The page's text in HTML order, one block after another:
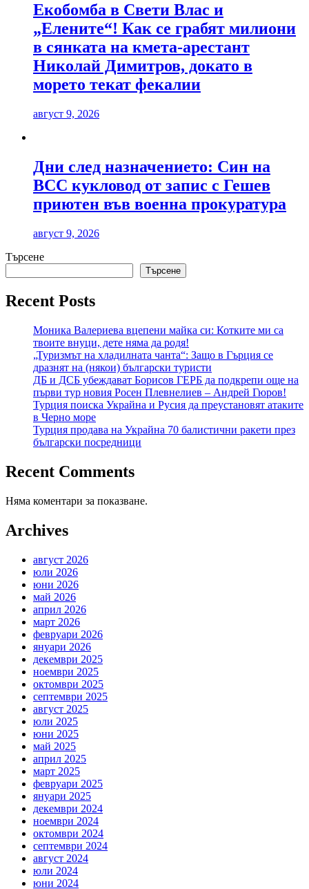
Екобомба в Свети Влас и
„Елените“! Как се грабят милиони
в сянката на кмета-арестант
Николай Димитров, докато в
морето текат фекалии
август 9, 2026
Дни след назначението: Син на
ВСС кукловод от запис с Гешев
приютен във военна прокуратура
август 9, 2026
Търсене
Търсене
Recent Posts
Моника Валериева вцепени майка си: Котките ми са
твоите внуци, дете няма да родя!
„Туризмът на хладилната чанта“: Защо в Гърция се
дразнят на (някои) български туристи
ДБ и ДСБ убеждават Борисов ГЕРБ да подкрепи още на
първи тур новия Росен Плевнелиев – Андрей Гюров!
Турция поиска Украйна и Русия да преустановят атаките
в Черно море
Турция продава на Украйна 70 балистични ракети през
български посредници
Recent Comments
Няма коментари за показване.
Archives
август 2026
юли 2026
юни 2026
май 2026
април 2026
март 2026
февруари 2026
януари 2026
декември 2025
ноември 2025
октомври 2025
септември 2025
август 2025
юли 2025
юни 2025
май 2025
април 2025
март 2025
февруари 2025
януари 2025
декември 2024
ноември 2024
октомври 2024
септември 2024
август 2024
юли 2024
юни 2024